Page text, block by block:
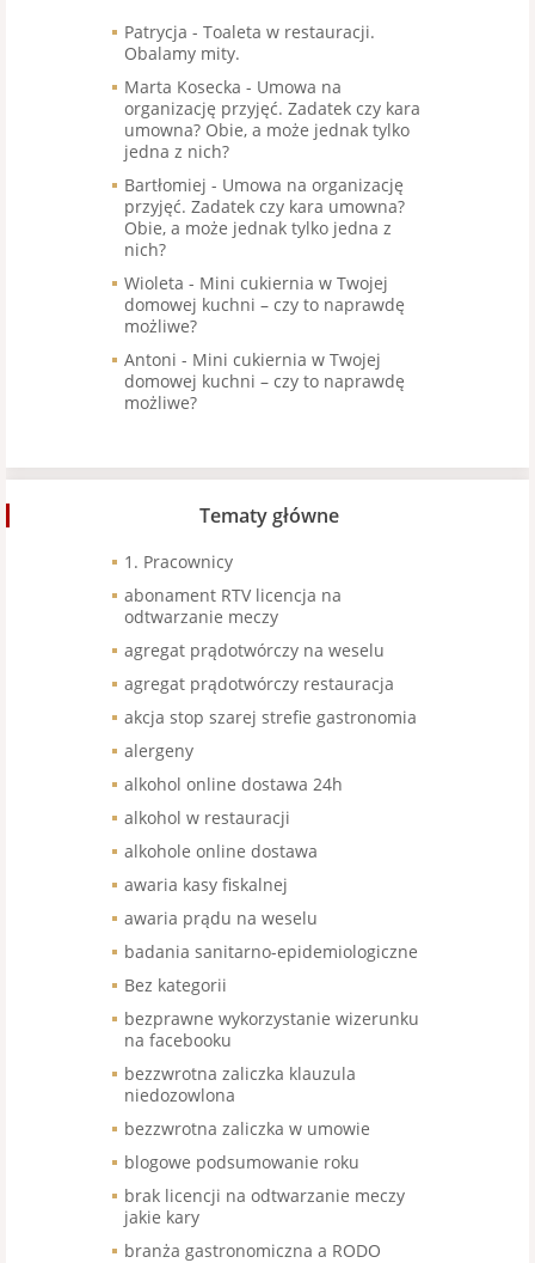
Patrycja - Toaleta w restauracji.
Obalamy mity.
Marta Kosecka - Umowa na
organizację przyjęć. Zadatek czy kara
umowna? Obie, a może jednak tylko
jedna z nich?
Bartłomiej - Umowa na organizację
przyjęć. Zadatek czy kara umowna?
Obie, a może jednak tylko jedna z
nich?
Wioleta - Mini cukiernia w Twojej
domowej kuchni – czy to naprawdę
możliwe?
Antoni - Mini cukiernia w Twojej
domowej kuchni – czy to naprawdę
możliwe?
Tematy główne
1. Pracownicy
abonament RTV licencja na
odtwarzanie meczy
agregat prądotwórczy na weselu
agregat prądotwórczy restauracja
akcja stop szarej strefie gastronomia
alergeny
alkohol online dostawa 24h
alkohol w restauracji
alkohole online dostawa
awaria kasy fiskalnej
awaria prądu na weselu
badania sanitarno-epidemiologiczne
Bez kategorii
bezprawne wykorzystanie wizerunku
na facebooku
bezzwrotna zaliczka klauzula
niedozowlona
bezzwrotna zaliczka w umowie
blogowe podsumowanie roku
brak licencji na odtwarzanie meczy
jakie kary
branża gastronomiczna a RODO